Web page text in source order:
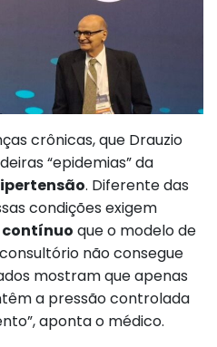
crônicas, que Drauzio
“epidemias” da
. Diferente das
condições exigem
que o modelo de
não consegue
mostram que apenas
a pressão controlada
aponta o médico.